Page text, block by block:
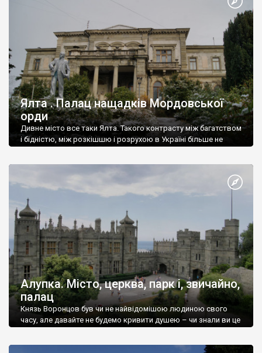
Ялта . Палац нащадків Мордовської
орди
Дивне місто все таки Ялта. Такого контрасту між багатством
і бідністю, між розкішшю і розрухою в Україні більше не
Алупка. Місто, церква, парк і, звичайно,
палац
Князь Воронцов був чи не найвідомішою людиною свого
часу, але давайте не будемо кривити душею – чи знали ви це